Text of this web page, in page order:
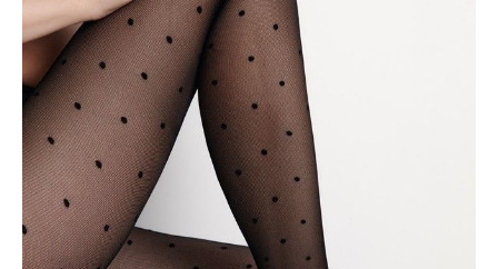
4
Ilość:
DODAJ DO KOSZYKA
Jak złożyć zamówienie
POWIADOM MNIE O DOSTĘPNOŚCI
ПОЛУЧИТЬ ПО EMAIL